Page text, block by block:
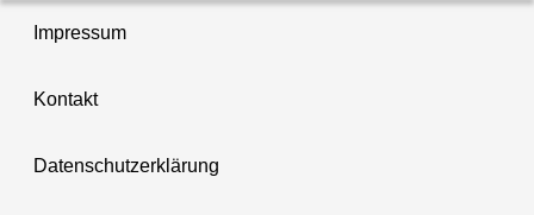
Impressum
Kontakt
Datenschutzerklärung